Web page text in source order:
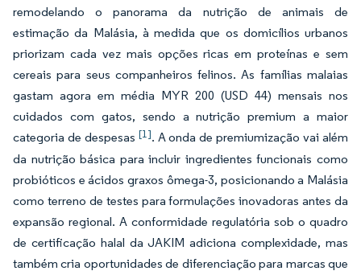
remodelando o panorama da nutrição de animais de
estimação da Malásia, à medida que os domicílios urbanos
priorizam cada vez mais opções ricas em proteínas e sem
cereais para seus companheiros felinos. As famílias malaias
gastam agora em média MYR 200 (USD 44) mensais nos
cuidados com gatos, sendo a nutrição premium a maior
categoria de despesas [1]. A onda de premiumização vai além
da nutrição básica para incluir ingredientes funcionais como
probióticos e ácidos graxos ômega-3, posicionando a Malásia
como terreno de testes para formulações inovadoras antes da
expansão regional. A conformidade regulatória sob o quadro
de certificação halal da JAKIM adiciona complexidade, mas
também cria oportunidades de diferenciação para marcas que